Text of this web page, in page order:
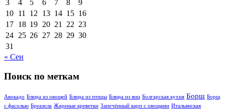
3
4 5 6 7 8
9
10 11 12 13 14 15 16
17 18 19 20 21 22 23
24 25 26 27 28 29 30
31
« Сен
Поиск по меткам
Авокадо Блюда из овощей Блюда из птицы Блюда из яиц Болгарская кухня Борщ Борщ
с фасолью Бреазола Жареные креветки Запечённый карп с овощами Итальянская